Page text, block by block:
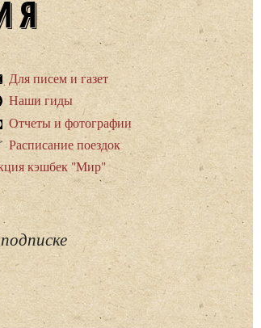
Для писем и газет
Наши гиды
Отчеты и фотографии
Расписание поездок
кэшбек "Мир"